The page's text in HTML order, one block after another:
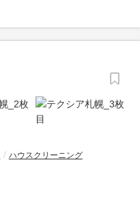
ハウスクリーニング